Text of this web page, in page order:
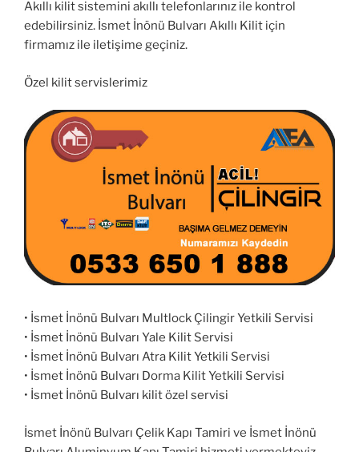
Akıllı kilit sistemini akıllı telefonlarınız ile kontrol
edebilirsiniz. İsmet İnönü Bulvarı Akıllı Kilit için
firmamız ile iletişime geçiniz.
Özel kilit servislerimiz
• İsmet İnönü Bulvarı Multlock Çilingir Yetkili Servisi
• İsmet İnönü Bulvarı Yale Kilit Servisi
• İsmet İnönü Bulvarı Atra Kilit Yetkili Servisi
• İsmet İnönü Bulvarı Dorma Kilit Yetkili Servisi
• İsmet İnönü Bulvarı kilit özel servisi
İsmet İnönü Bulvarı Çelik Kapı Tamiri ve İsmet İnönü